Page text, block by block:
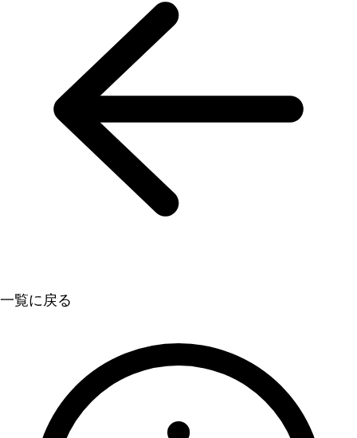
一覧に戻る